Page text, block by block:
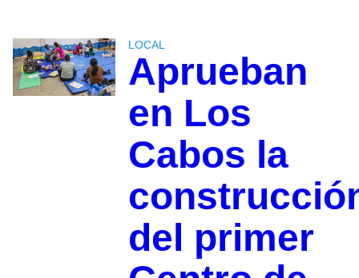
LOCAL
Aprueban
en Los
Cabos la
del primer